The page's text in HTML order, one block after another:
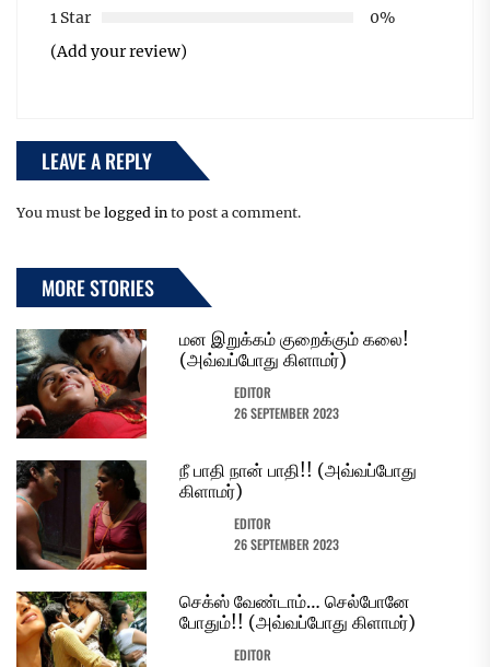
1 Star
0%
(Add your review)
LEAVE A REPLY
You must be logged in to post a comment.
MORE STORIES
மன இறுக்கம் குறைக்கும் கலை!
(அவ்வப்போது கிளாமர்)
EDITOR
26 SEPTEMBER 2023
நீ பாதி நான் பாதி!! (அவ்வப்போது
கிளாமர்)
EDITOR
26 SEPTEMBER 2023
செக்ஸ் வேண்டாம்… செல்போனே
போதும்!! (அவ்வப்போது கிளாமர்)
EDITOR